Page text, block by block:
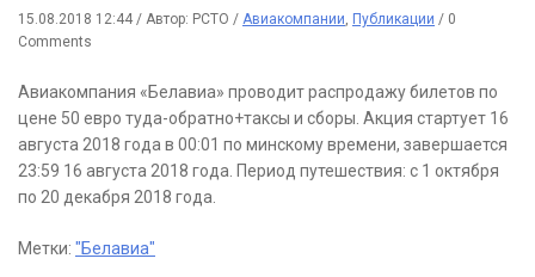
15.08.2018 12:44 / Автор: РСТО / Авиакомпании, Публикации / 0
Comments
Авиакомпания «Белавиа» проводит распродажу билетов по
цене 50 евро туда-обратно+таксы и сборы. Акция стартует 16
августа 2018 года в 00:01 по минскому времени, завершается
23:59 16 августа 2018 года. Период путешествия: с 1 октября
по 20 декабря 2018 года.
Метки: "Белавиа"